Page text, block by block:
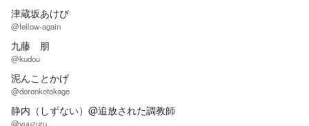
津蔵坂あけび
@fellow-again
九藤 朋
@kudou
泥んことかげ
@doronkotokage
静内（しずない）@追放された調教師
@yuuzuru